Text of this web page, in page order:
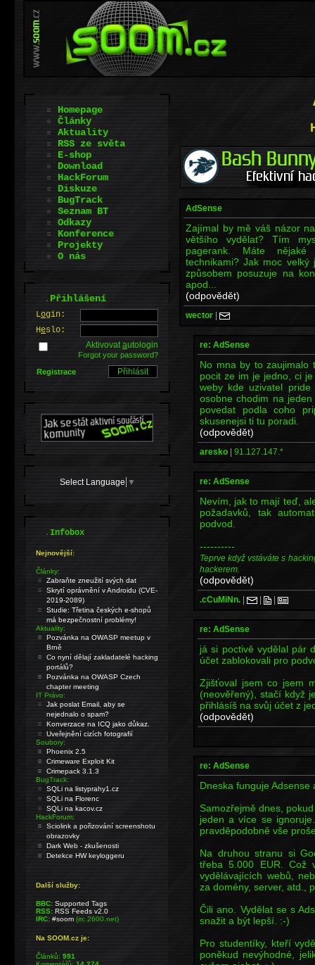
AdSense
Zajímal by mě váš názor
většího vydělat? Tím
pagerank. Máte nějaké
technikami? Jak moc
způsobem posuzuje na
apod...
(odpovědět)
wector |
re: AdSense
No mna by to zaujimalo
pocit ze im je jedno, ci
weby kde uzivatel
osobne chodim na
povedat podla coho
skusenejsi ti tu poradi.
(odpovědět)
aresko | 91.127.147.*
re: AdSense
Nevím, jak to mají teď,
požadavků, tak
podvod.
----------
Teprve když vstáváte s
hackerem.
(odpovědět)
.cCuMiNn. | | |
re: AdSense
já si poctivě vydělal pár
účet zablokovali pro
Zjišťoval jsem co jsem
(neověřený), stačí když
přihlásíš na svůj účet z
(odpovědět)
re: AdSense
Dneska funguje Adsense
Samozřejmě dnes,
jeden a více se
pravděpodobně vše
Na druhou stranu si
třeba 5.000 EUR. Což
vydělávajících webů,
za domény, server, atd.,
Čili ano. Vydělat se s
snažit a být lepší. :-)
Pro studentíky, kteří
poněkud nevýhodné,
Homepage
Články
Aktuality
RSS ze světa
E-shop
Download
HackForum
Diskuze
BugTrack
Seznam BT
Odkazy
Konference
Projekty
O nás
.Přihlášení
Login:
Heslo:
Aktivovatautologin
Forgot your password?
Registrace
Select Language ▼
.Infobox
Nejnovější:
Články:
Zabraňte zneužití svých dat
Skrytí oprávnění v Androidu (CVE-
2019-2089)
Studie: Třetina českých e-shopů
má bezpečnostní problémy!
Aktuality:
Pozvánka na OWASP meetup v
Brně
Co nyní dělají zakladatelé hacking
portálů?
Pozvánka na OWASP Czech
chapter meeting
IT Právo:
Jak poslat Email, aby se
nejednalo o spam?
Konverzace na ICQ jako důkaz.
Uveřejnění cizích fotografií
Soubory:
Phoenix 2.5
Crimeware Exploit Kit
Crimepack 3.1.3
BugTrack:
SQLi na listyprahy1.cz
SQLi na Florenc
SQLi na kacov.cz
HackForum:
Sciolink a pořizování screenshotu
obrazovky
Dark Web - zkušenosti
Detekce HW keyloggeru
Další služby:
BBC: Supported Tags
RSS: RSS Feeds v2.0
IRC: #soom(irc.2600.net)
Na SOOM.cz je:
Článků:991